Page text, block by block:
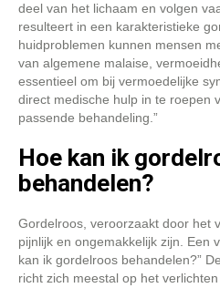
deel van het lichaam en volgen
resulteert in een karakteristieke
huidproblemen kunnen mensen
van algemene malaise,
essentieel om bij vermoedelijke
direct medische hulp in te roepen
passende behandeling.”
Hoe kan ik
behandelen?
Gordelroos, veroorzaakt door het
pijnlijk en ongemakkelijk zijn. Een
kan ik gordelroos behandelen?”
richt zich meestal op het